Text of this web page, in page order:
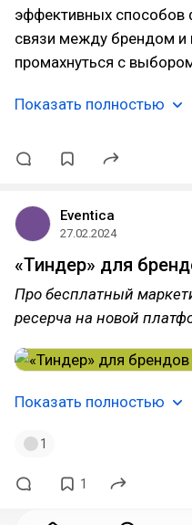
эффективных способов
связи между брендом и
промахнуться с
Показать полностью
Eventica
27.02.2024
«Тиндер» для
Про бесплатный
ресерча на новой
Показать полностью
1
1